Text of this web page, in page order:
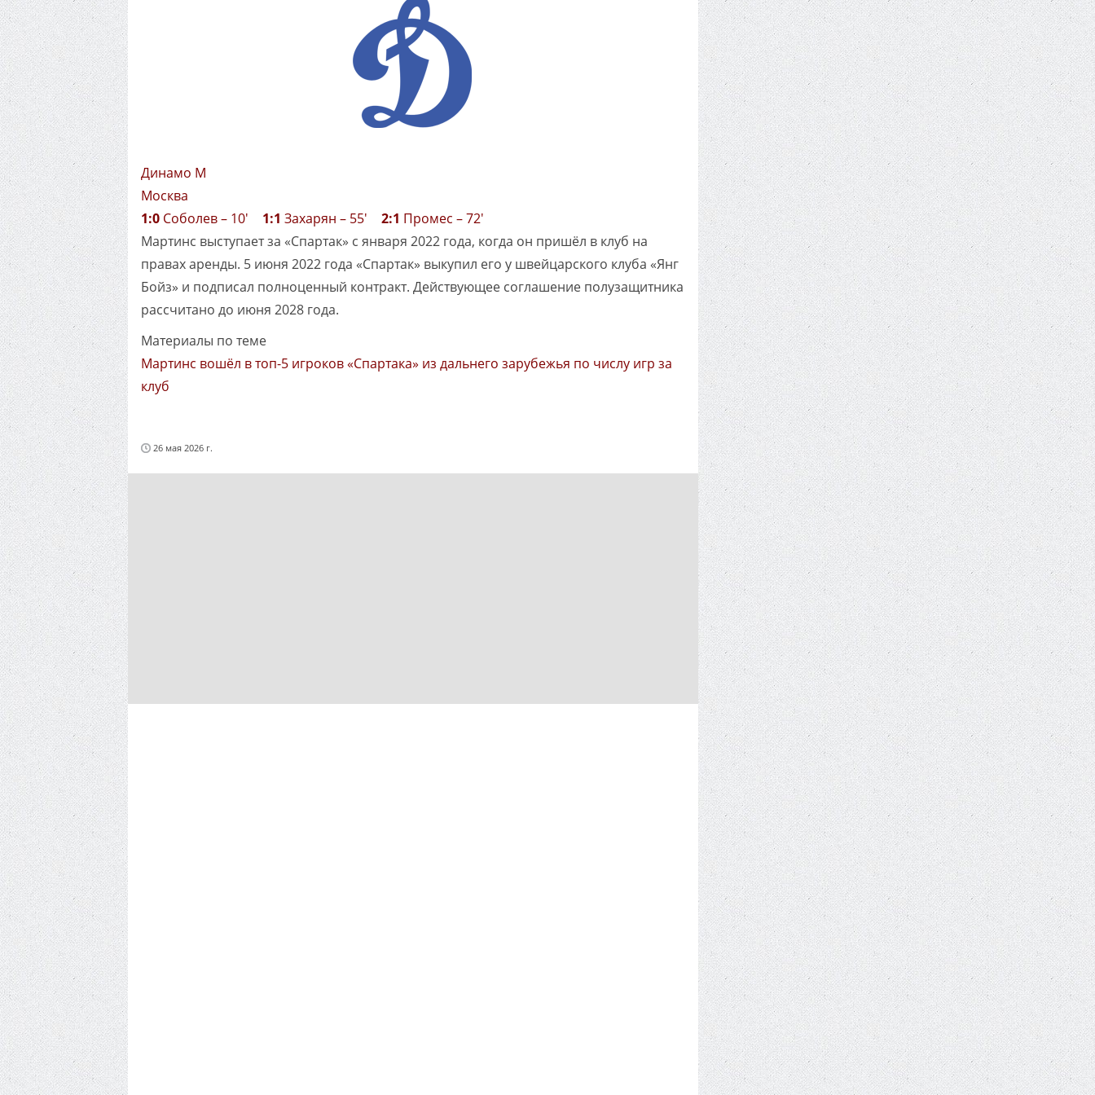
Динамо М
Москва
1:0 Соболев – 10' 1:1 Захарян – 55' 2:1 Промес – 72'
Мартинс выступает за «Спартак» с января 2022 года, когда он пришёл в клуб на
правах аренды. 5 июня 2022 года «Спартак» выкупил его у швейцарского клуба «Янг
Бойз» и подписал полноценный контракт. Действующее соглашение полузащитника
рассчитано до июня 2028 года.
Материалы по теме
Мартинс вошёл в топ-5 игроков «Спартака» из дальнего зарубежья по числу игр за
клуб
26 мая 2026 г.